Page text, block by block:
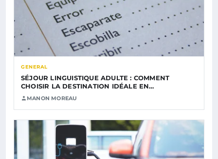
GENERAL
SÉJOUR LINGUISTIQUE ADULTE : COMMENT
CHOISIR LA DESTINATION IDÉALE EN…
MANON MOREAU